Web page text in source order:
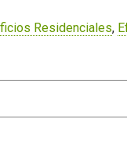
Residenciales,